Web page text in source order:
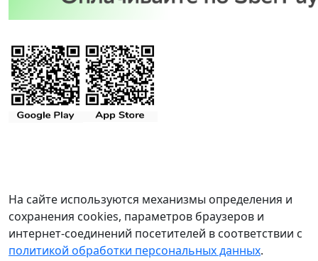
На сайте используются механизмы определения и
сохранения cookies, параметров браузеров и
интернет-соединений посетителей в соответствии с
политикой обработки персональных данных.